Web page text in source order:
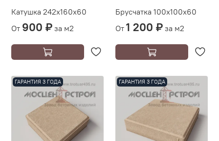
Катушка 242х160х60
От 900 ₽ за м2
Брусчатка 100х100х60
От 1 200 ₽ за м2
ГАРАНТИЯ 3 ГОДА ГАРАНТИЯ 3 ГОДА